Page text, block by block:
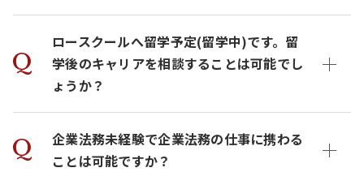
ロースクールへ留学予定(留学中)です。留
学後のキャリアを相談することは可能でし
ょうか？
企業法務未経験で企業法務の仕事に携わる
ことは可能ですか？